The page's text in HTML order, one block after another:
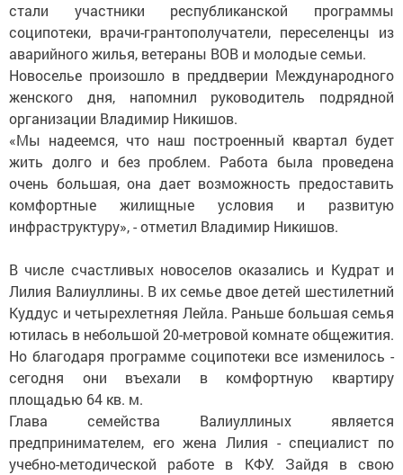
стали участники республиканской программы
соципотеки, врачи-грантополучатели, переселенцы из
аварийного жилья, ветераны ВОВ и молодые семьи.
Новоселье произошло в преддверии Международного
женского дня, напомнил руководитель подрядной
организации Владимир Никишов.
«Мы надеемся, что наш построенный квартал будет
жить долго и без проблем. Работа была проведена
очень большая, она дает возможность предоставить
комфортные жилищные условия и развитую
инфраструктуру», - отметил Владимир Никишов.
В числе счастливых новоселов оказались и Кудрат и
Лилия Валиуллины. В их семье двое детей шестилетний
Куддус и четырехлетняя Лейла. Раньше большая семья
ютилась в небольшой 20-метровой комнате общежития.
Но благодаря программе соципотеки все изменилось -
сегодня они въехали в комфортную квартиру
площадью 64 кв. м.
Глава семейства Валиуллиных является
предпринимателем, его жена Лилия - специалист по
учебно-методической работе в КФУ. Зайдя в свою